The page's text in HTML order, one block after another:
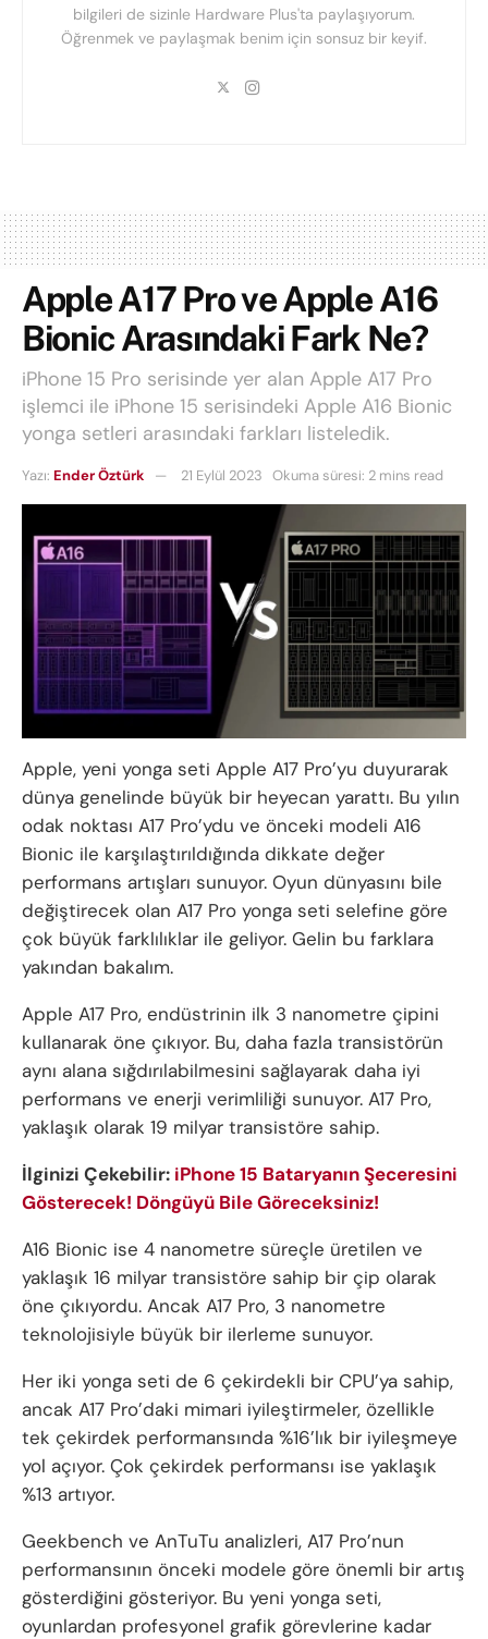
bilgileri de sizinle Hardware Plus'ta paylaşıyorum.
Öğrenmek ve paylaşmak benim için sonsuz bir keyif.
Apple A17 Pro ve Apple A16
Bionic Arasındaki Fark Ne?
iPhone 15 Pro serisinde yer alan Apple A17 Pro
işlemci ile iPhone 15 serisindeki Apple A16 Bionic
yonga setleri arasındaki farkları listeledik.
Yazı: Ender Öztürk 21 Eylül 2023 Okuma süresi: 2 mins read
Apple, yeni yonga seti Apple A17 Pro’yu duyurarak
dünya genelinde büyük bir heyecan yarattı. Bu yılın
odak noktası A17 Pro’ydu ve önceki modeli A16
Bionic ile karşılaştırıldığında dikkate değer
performans artışları sunuyor. Oyun dünyasını bile
değiştirecek olan A17 Pro yonga seti selefine göre
çok büyük farklılıklar ile geliyor. Gelin bu farklara
yakından bakalım.
Apple A17 Pro, endüstrinin ilk 3 nanometre çipini
kullanarak öne çıkıyor. Bu, daha fazla transistörün
aynı alana sığdırılabilmesini sağlayarak daha iyi
performans ve enerji verimliliği sunuyor. A17 Pro,
yaklaşık olarak 19 milyar transistöre sahip.
İlginizi Çekebilir: iPhone 15 Bataryanın Şeceresini
Gösterecek! Döngüyü Bile Göreceksiniz!
A16 Bionic ise 4 nanometre süreçle üretilen ve
yaklaşık 16 milyar transistöre sahip bir çip olarak
öne çıkıyordu. Ancak A17 Pro, 3 nanometre
teknolojisiyle büyük bir ilerleme sunuyor.
Her iki yonga seti de 6 çekirdekli bir CPU’ya sahip,
ancak A17 Pro’daki mimari iyileştirmeler, özellikle
tek çekirdek performansında %16’lık bir iyileşmeye
yol açıyor. Çok çekirdek performansı ise yaklaşık
%13 artıyor.
Geekbench ve AnTuTu analizleri, A17 Pro’nun
performansının önceki modele göre önemli bir artış
gösterdiğini gösteriyor. Bu yeni yonga seti,
oyunlardan profesyonel grafik görevlerine kadar